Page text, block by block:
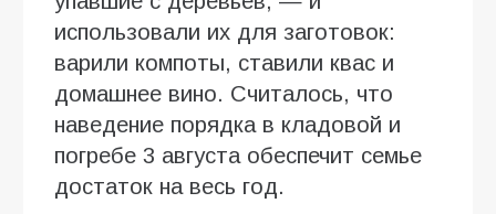
использовали их для заготовок:
варили компоты, ставили квас и
домашнее вино. Считалось, что
наведение порядка в кладовой и
погребе 3 августа обеспечит семье
достаток на весь год.